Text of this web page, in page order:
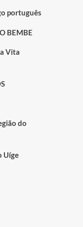
português
BEMBE
Vita
do
Uíge